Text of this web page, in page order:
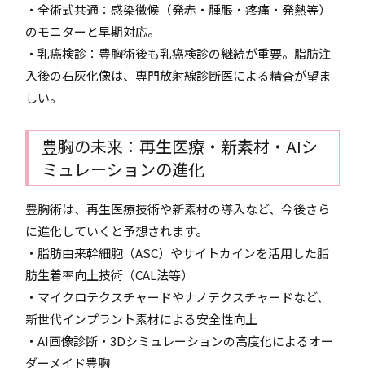
・全術式共通：感染徴候（発赤・腫脹・疼痛・発熱等）
のモニターと早期対応。
・乳癌検診：豊胸術後も乳癌検診の継続が重要。脂肪注
入後の石灰化像は、専門放射線診断医による精査が望ま
しい。
豊胸の未来：再生医療・新素材・AIシ
ミュレーションの進化
豊胸術は、再生医療技術や新素材の導入など、今後さら
に進化していくと予想されます。
・脂肪由来幹細胞（ASC）やサイトカインを活用した脂
肪生着率向上技術（CAL法等）
・マイクロテクスチャードやナノテクスチャードなど、
新世代インプラント素材による安全性向上
・AI画像診断・3Dシミュレーションの高度化によるオー
ダーメイド豊胸